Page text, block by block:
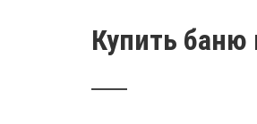
Купить баню